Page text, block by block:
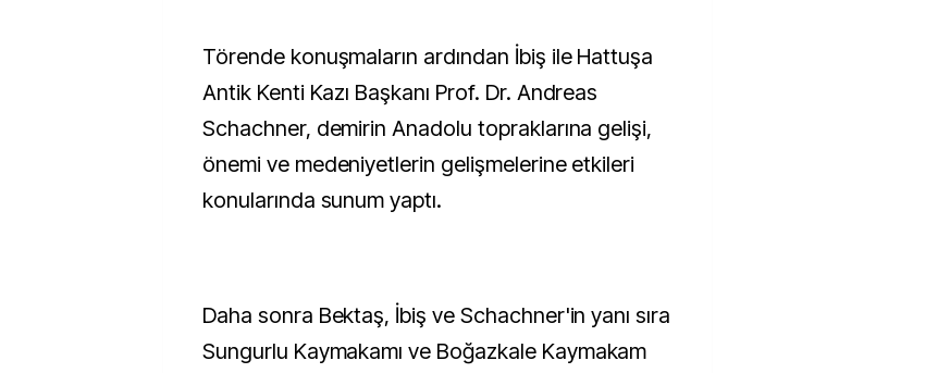
Törende konuşmaların ardından İbiş ile Hattuşa
Antik Kenti Kazı Başkanı Prof. Dr. Andreas
Schachner, demirin Anadolu topraklarına gelişi,
önemi ve medeniyetlerin gelişmelerine etkileri
konularında sunum yaptı.
Daha sonra Bektaş, İbiş ve Schachner'in yanı sıra
Sungurlu Kaymakamı ve Boğazkale Kaymakam